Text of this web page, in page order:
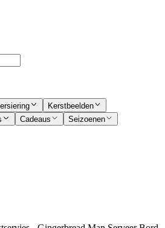
Kerstbeelden
Cadeaus Seizoenen